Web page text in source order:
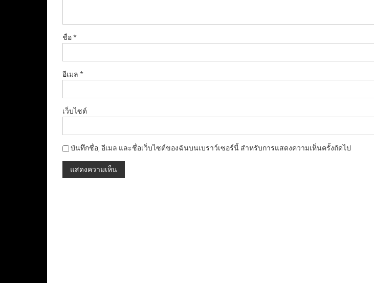
ชื่อ*
อีเมล *
เว็บไซต์
บันทึกชื่อ, อีเมล และชื่อเว็บไซต์ของฉันบนเบราว์เซอร์นี้ สำหรับการแสดงความเห็นครั้งถัดไป